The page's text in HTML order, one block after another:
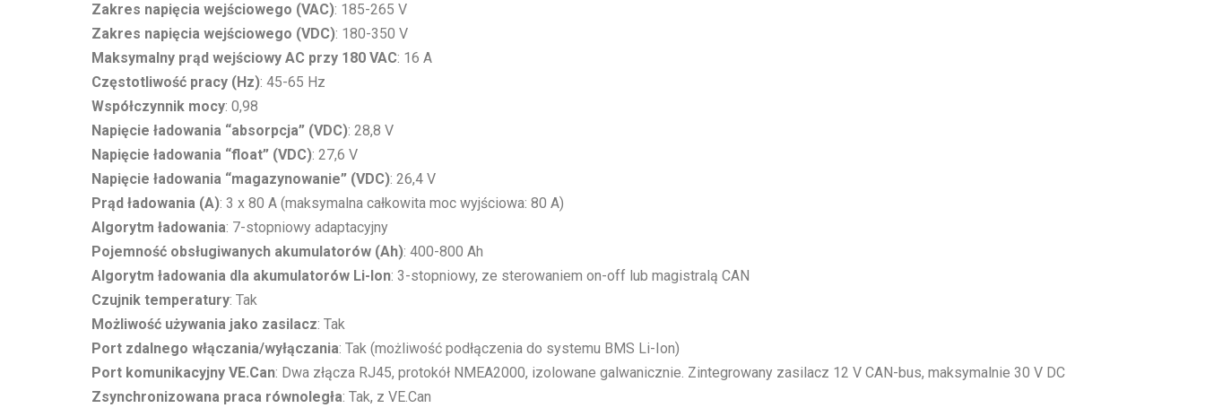
Zakres napięcia wejściowego (VAC): 185-265 V
Zakres napięcia wejściowego (VDC): 180-350 V
Maksymalny prąd wejściowy AC przy 180 VAC: 16 A
Częstotliwość pracy (Hz): 45-65 Hz
Współczynnik mocy: 0,98
Napięcie ładowania “absorpcja” (VDC): 28,8 V
Napięcie ładowania “float” (VDC): 27,6 V
Napięcie ładowania “magazynowanie” (VDC): 26,4 V
Prąd ładowania (A): 3 x 80 A (maksymalna całkowita moc wyjściowa: 80 A)
Algorytm ładowania: 7-stopniowy adaptacyjny
Pojemność obsługiwanych akumulatorów (Ah): 400-800 Ah
Algorytm ładowania dla akumulatorów Li-Ion: 3-stopniowy, ze sterowaniem on-off lub magistralą CAN
Czujnik temperatury: Tak
Możliwość używania jako zasilacz: Tak
Port zdalnego włączania/wyłączania: Tak (możliwość podłączenia do systemu BMS Li-Ion)
Port komunikacyjny VE.Can: Dwa złącza RJ45, protokół NMEA2000, izolowane galwanicznie. Zintegrowany zasilacz 12 V CAN-bus, maksymalnie 30 V DC
Zsynchronizowana praca równoległa: Tak, z VE.Can